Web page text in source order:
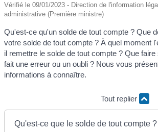
Vérifié le 09/01/2023 - Direction de l'information
administrative (Première ministre)
Qu'est-ce qu'un solde de tout compte ? Que
votre solde de tout compte ? À quel moment
il remettre le solde de tout compte ? Que
fait une erreur ou un oubli ? Nous vous
informations à connaître.
Tout replier
Qu'est-ce que le solde de tout compte ?